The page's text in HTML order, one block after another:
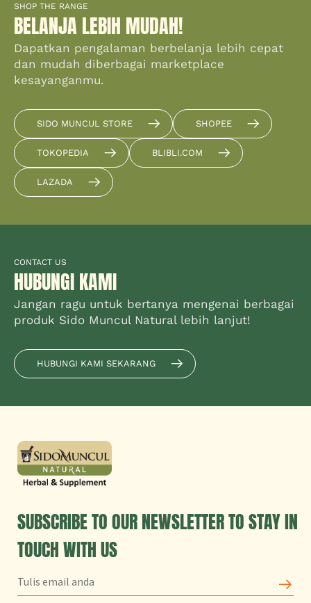
SHOP THE RANGE
BELANJA LEBIH MUDAH!
Dapatkan pengalaman berbelanja lebih cepat
dan mudah diberbagai marketplace
kesayanganmu.
SIDO MUNCUL STORE SHOPEE
TOKOPEDIA BLIBLI.COM
LAZADA
CONTACT US
HUBUNGI KAMI
Jangan ragu untuk bertanya mengenai berbagai
produk Sido Muncul Natural lebih lanjut!
HUBUNGI KAMI SEKARANG
SUBSCRIBE TO OUR NEWSLETTER TO STAY IN
TOUCH WITH US